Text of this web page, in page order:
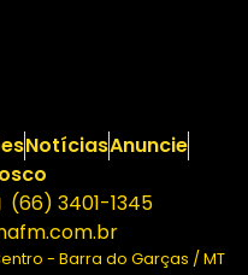
NotíciasAnuncie
(66) 3401-1345
- Barra do Garças / MT